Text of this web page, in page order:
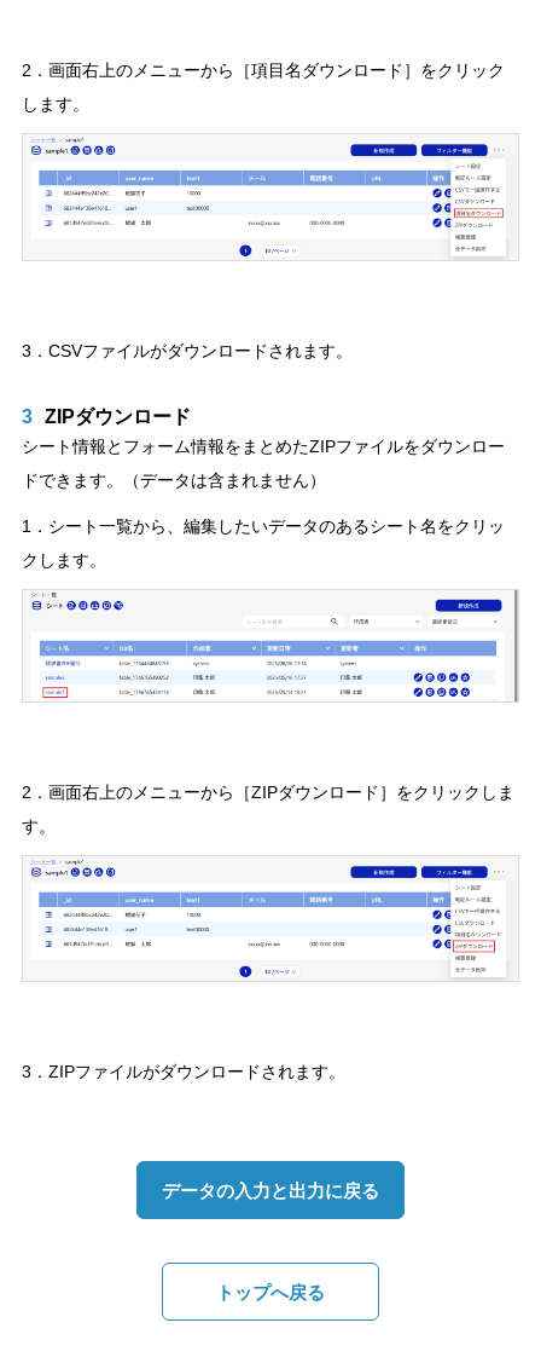
2．画面右上のメニューから［項目名ダウンロード］をクリック
します。
3．CSVファイルがダウンロードされます。
3 ZIPダウンロード
シート情報とフォーム情報をまとめたZIPファイルをダウンロー
ドできます。（データは含まれません）
1．シート一覧から、編集したいデータのあるシート名をクリッ
クします。
2．画面右上のメニューから［ZIPダウンロード］をクリックしま
す。
3．ZIPファイルがダウンロードされます。
データの入力と出力に戻る
トップへ戻る